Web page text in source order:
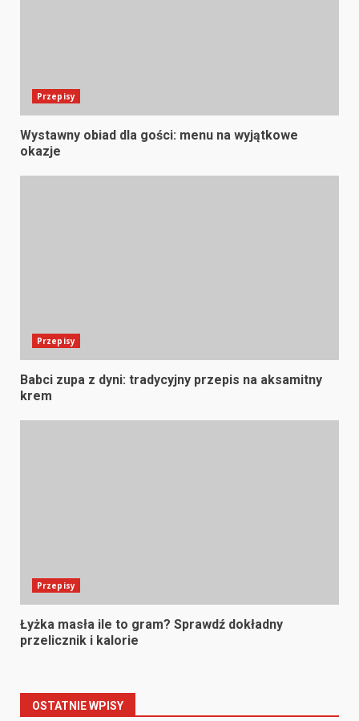
Przepisy
Wystawny obiad dla gości: menu na wyjątkowe
okazje
Przepisy
Babci zupa z dyni: tradycyjny przepis na aksamitny
krem
Przepisy
Łyżka masła ile to gram? Sprawdź dokładny
przelicznik i kalorie
OSTATNIE WPISY